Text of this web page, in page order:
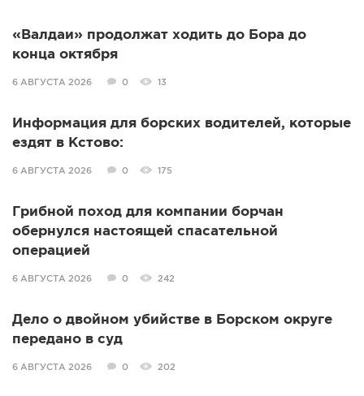
«Валдаи» продолжат ходить до Бора до
конца октября
6 АВГУСТА 2026 0 13
Информация для борских водителей, которые
ездят в Кстово:
6 АВГУСТА 2026 0 175
Грибной поход для компании борчан
обернулся настоящей спасательной
операцией
6 АВГУСТА 2026 0 242
Дело о двойном убийстве в Борском округе
передано в суд
6 АВГУСТА 2026 0 202